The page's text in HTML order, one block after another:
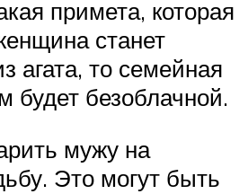
примета, которая
станет
агата, то семейная
будет безоблачной.
мужу на
Это могут быть